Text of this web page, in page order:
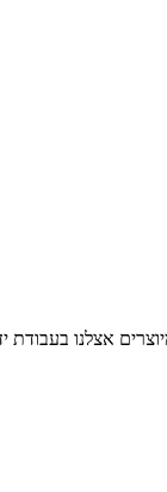
אצלנו